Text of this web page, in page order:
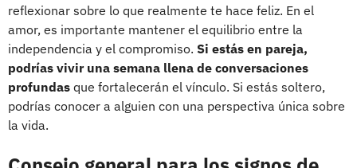
reflexionar sobre lo que realmente te hace feliz. En el
amor, es importante mantener el equilibrio entre la
independencia y el compromiso. Si estás en pareja,
podrías vivir una semana llena de conversaciones
profundas que fortalecerán el vínculo. Si estás soltero,
podrías conocer a alguien con una perspectiva única sobre
la vida.